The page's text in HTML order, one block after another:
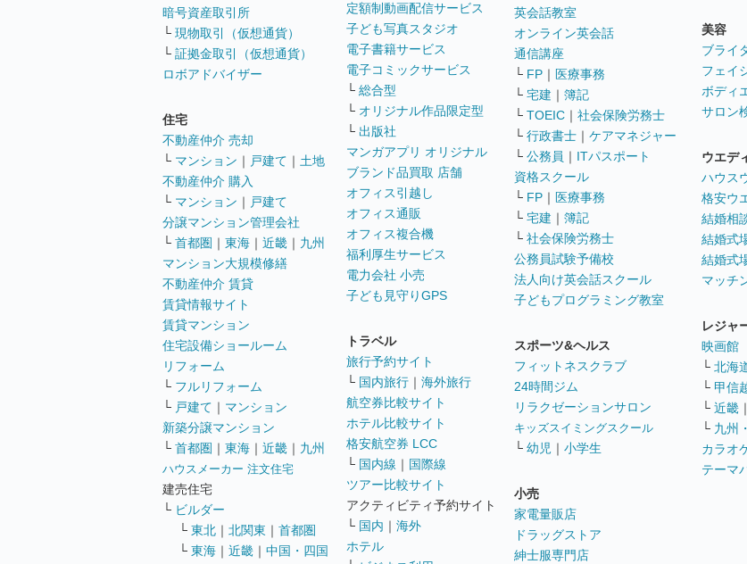
暗号資産取引所
└ 現物取引（仮想通貨）
└ 証拠金取引（仮想通貨）
ロボアドバイザー
住宅
不動産仲介 売却
└ マンション ｜ 戸建て ｜ 土地
不動産仲介 購入
└ マンション ｜ 戸建て
分譲マンション管理会社
└ 首都圏 ｜ 東海 ｜ 近畿 ｜ 九州
マンション大規模修繕
不動産仲介 賃貸
賃貸情報サイト
賃貸マンション
住宅設備ショールーム
リフォーム
└ フルリフォーム
└ 戸建て ｜ マンション
新築分譲マンション
└ 首都圏 ｜ 東海 ｜ 近畿 ｜ 九州
ハウスメーカー 注文住宅
建売住宅
└ ビルダー
└ 東北 ｜ 北関東 ｜ 首都圏
└ 東海 ｜ 近畿 ｜ 中国・四国
定額制動画配信サービス
子ども写真スタジオ
電子書籍サービス
電子コミックサービス
└ 総合型
└ オリジナル作品限定型
└ 出版社
マンガアプリ オリジナル
ブランド品買取 店舗
オフィス引越し
オフィス通販
オフィス複合機
福利厚生サービス
電力会社 小売
子ども見守りGPS
トラベル
旅行予約サイト
└ 国内旅行 ｜ 海外旅行
航空券比較サイト
ホテル比較サイト
格安航空券 LCC
└ 国内線 ｜ 国際線
ツアー比較サイト
アクティビティ予約サイト
└ 国内 ｜ 海外
ホテル
英会話教室
オンライン英会話
通信講座
└ FP ｜ 医療事務
└ 宅建 ｜ 簿記
└ TOEIC ｜ 社会保険労務士
└ 行政書士 ｜ ケアマネジャー
└ 公務員 ｜ ITパスポート
資格スクール
└ FP ｜ 医療事務
└ 宅建 ｜ 簿記
└ 社会保険労務士
公務員試験予備校
法人向け英会話スクール
子どもプログラミング教室
スポーツ&ヘルス
フィットネスクラブ
24時間ジム
リラクゼーションサロン
キッズスイミングスクール
└ 幼児 ｜ 小学生
小売
家電量販店
ドラッグストア
紳士服専門店
美容
ブライ
フェイ
ボディ
サロン
ウエデ
ハウス
格安ウ
結婚相
結婚式
結婚式
マッチ
レジャ
映画館
└ 北海
└ 甲信
└ 近畿 ｜
└ 九州
カラオ
テーマ